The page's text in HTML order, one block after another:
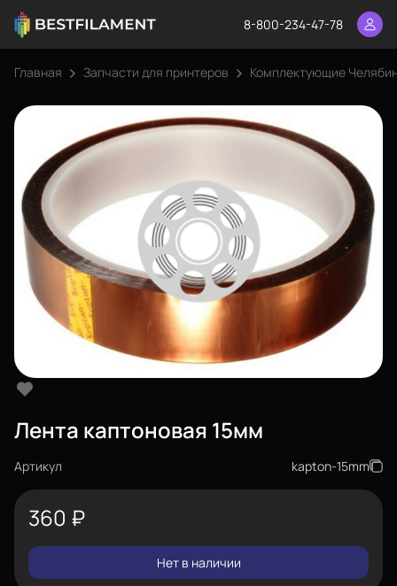
8-800-234-47-78
Главная Запчасти для принтеров Комплектующие
Лента каптоновая 15мм
Артикул kapton-15mm
360 ₽
Нет в наличии